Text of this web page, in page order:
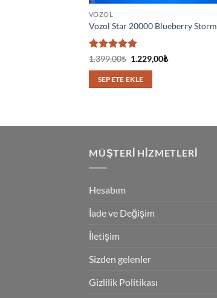
VOZOL
Vozol Star 20000 Blueberry Storm
5 üzerinden
1.399,00₺ Orijinal
1.399,00₺.
1.229,00₺Şu
SEPETE EKLE
MÜŞTERI HIZMETLERI
Hesabım
İade ve Değişim
İletişim
Sizden gelenler
Gizlilik Politikası